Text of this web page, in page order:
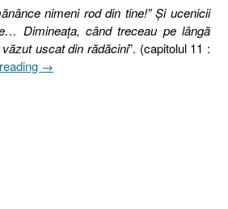
nimeni rod din tine!” Şi ucenicii
Dimineaţa, când treceau pe lângă
uscat din rădăcini”. (capitolul 11 :
„Smochinul
→